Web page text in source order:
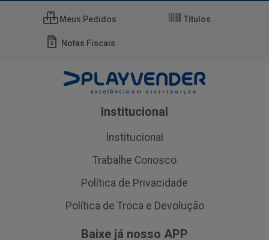
Meus Pedidos Títulos
Notas Fiscais
Institucional
Institucional
Trabalhe Conosco
Política de Privacidade
Política de Troca e Devolução
Baixe já nosso APP